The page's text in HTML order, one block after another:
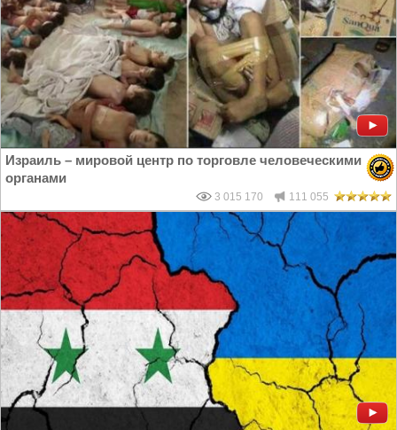
Израиль – мировой центр по торговле человеческими
органами
3 015 170 111 055